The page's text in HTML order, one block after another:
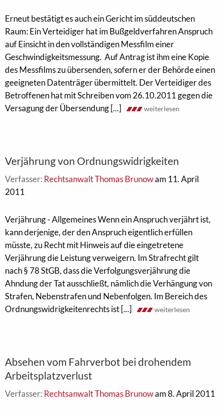
Erneut bestätigt es auch ein Gericht im süddeutschen
Raum: Ein Verteidiger hat im Bußgeldverfahren Anspruch
auf Einsicht in den vollständigen Messfilm einer
Geschwindigkeitsmessung. Auf Antrag ist ihm eine Kopie
des Messfilms zu übersenden, sofern er der Behörde einen
geeigneten Datenträger übermittelt. Der Verteidiger des
Betroffenen hat mit Schreiben vom 26.10.2011 gegen die
Versagung der Übersendung [...]
weiterlesen
Verjährung von Ordnungswidrigkeiten
Verfasser: Rechtsanwalt Thomas Brunowam 11. April
2011
Verjährung - Allgemeines Wenn ein Anspruch verjährt ist,
kann derjenige, der den Anspruch eigentlich erfüllen
müsste, zu Recht mit Hinweis auf die eingetretene
Verjährung die Leistung verweigern. Im Strafrecht gilt
nach § 78 StGB, dass die Verfolgungsverjährung die
Ahndung der Tat ausschließt, nämlich die Verhängung von
Strafen, Nebenstrafen und Nebenfolgen. Im Bereich des
Ordnungswidrigkeitenrechts ist [...]
weiterlesen
Absehen vom Fahrverbot bei drohendem
Arbeitsplatzverlust
Verfasser: Rechtsanwalt Thomas Brunowam 8. April 2011